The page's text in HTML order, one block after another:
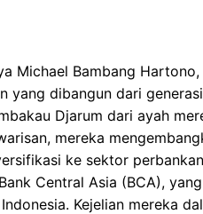
Michael Bambang Hartono,
yang dibangun dari
Djarum dari ayah
mereka
ke sektor
Central Asia (BCA),
Kejelian mereka